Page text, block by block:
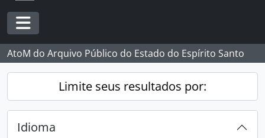
Toggle navigation
AtoM do Arquivo Público do Estado do Espírito Santo
Limite seus resultados por:
Idioma